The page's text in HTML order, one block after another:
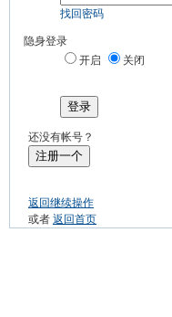
找回密码
隐身登录
开启
关闭
登录
还没有帐号？
注册一个
返回继续操作
或者 返回首页